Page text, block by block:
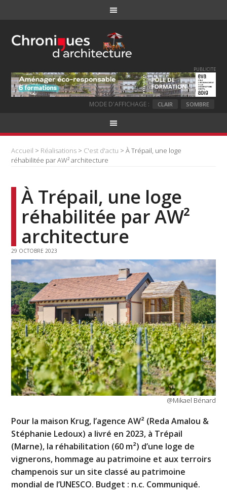
PUBLICITE
MODE D'AFFICHAGE : CLAIR SOMBRE
Accueil > Réalisations > C'est d'actu > À Trépail, une loge
réhabilitée par AW² architecture
À Trépail, une loge
réhabilitée par AW²
architecture
29 OCTOBRE 2023
@Mikael Bénard
Pour la maison Krug, l’agence AW² (Reda Amalou &
Stéphanie Ledoux) a livré en 2023, à Trépail
(Marne), la réhabilitation (60 m²) d’une loge de
vignerons, hommage au patrimoine et aux terroirs
champenois sur un site classé au patrimoine
mondial de l’UNESCO. Budget : n.c. Communiqué.